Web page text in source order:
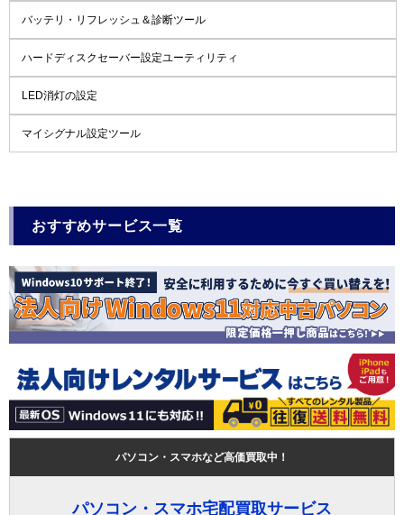
バッテリ・リフレッシュ＆診断ツール
ハードディスクセーバー設定ユーティリティ
LED消灯の設定
マイシグナル設定ツール
おすすめサービス一覧
パソコン・スマホなど高価買取中！
パソコン・スマホ宅配買取サービス